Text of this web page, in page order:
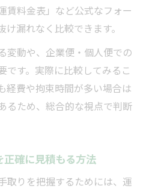
賃料金表」など公式なフォー
漏れなく比較できます。
変動や、企業便・個人便での
です。実際に比較してみるこ
経費や拘束時間が多い場合は
るため、総合的な視点で判断
確に見積もる方法
取りを把握するためには、運